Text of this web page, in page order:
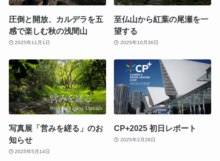
圧倒と開放、カルデラを五
感で楽しむ秋の浅間山
2025年11月1日
至仏山から紅葉の尾瀬を一
望する
2025年10月30日
写真展「営みを縒る」のお
知らせ
2025年5月14日
CP+2025 初日レポート
2025年2月28日